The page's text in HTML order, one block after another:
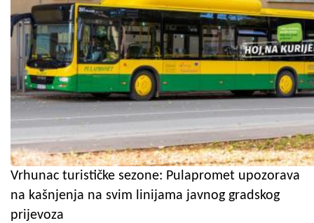
Vrhunac turističke sezone: Pulapromet upozorava
na kašnjenja na svim linijama javnog gradskog
prijevoza